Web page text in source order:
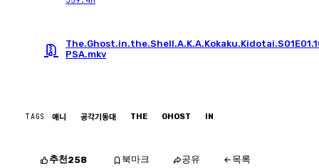
PSA.mkv
TAGS 애니 공각기동대 THE GHOST IN
추천258 북마크 공유 목록